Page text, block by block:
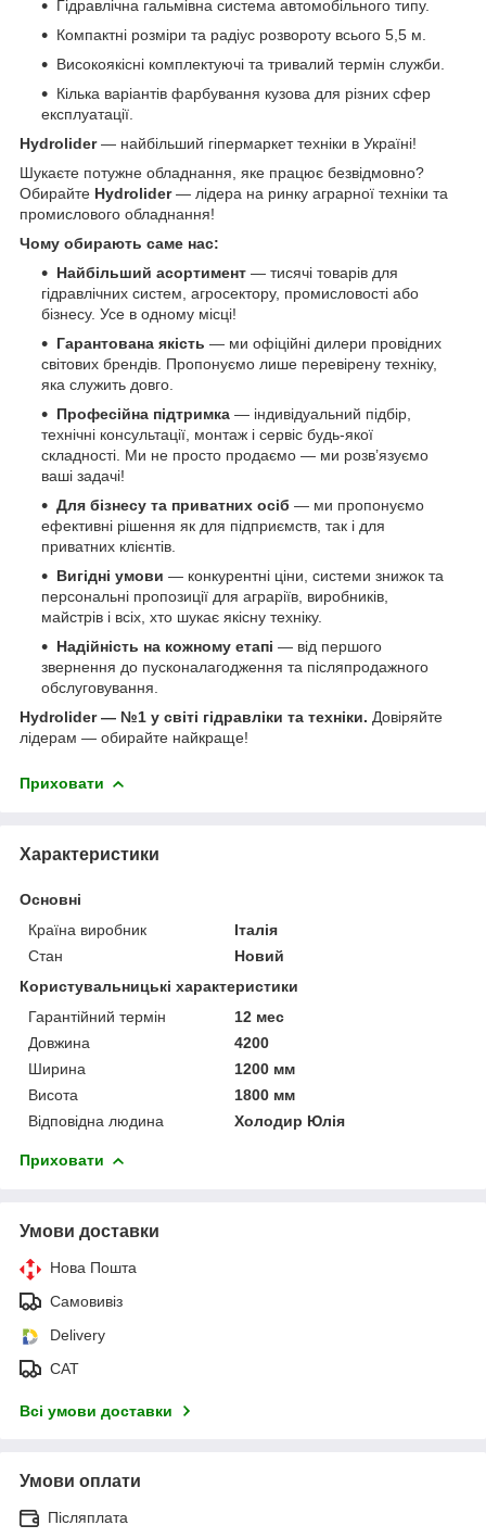
Гідравлічна гальмівна система автомобільного типу.
Компактні розміри та радіус розвороту всього 5,5 м.
Високоякісні комплектуючі та тривалий термін служби.
Кілька варіантів фарбування кузова для різних сфер
експлуатації.
Hydrolider— найбільший гіпермаркет техніки в Україні!
Шукаєте потужне обладнання, яке працює безвідмовно?
Обирайте Hydrolider— лідера на ринку аграрної техніки та
промислового обладнання!
Чому обирають саме нас:
Найбільший асортимент — тисячі товарів для
гідравлічних систем, агросектору, промисловості або
бізнесу. Усе в одному місці!
Гарантована якість — ми офіційні дилери провідних
світових брендів. Пропонуємо лише перевірену техніку,
яка служить довго.
Професійна підтримка — індивідуальний підбір,
технічні консультації, монтаж і сервіс будь-якої
складності. Ми не просто продаємо — ми розв’язуємо
ваші задачі!
Для бізнесу та приватних осіб — ми пропонуємо
ефективні рішення як для підприємств, так і для
приватних клієнтів.
Вигідні умови — конкурентні ціни, системи знижок та
персональні пропозиції для аграріїв, виробників,
майстрів і всіх, хто шукає якісну техніку.
Надійність на кожному етапі — від першого
звернення до пусконалагодження та післяпродажного
обслуговування.
Hydrolider — №1 у світі гідравліки та техніки. Довіряйте
лідерам — обирайте найкраще!
Приховати
Характеристики
Основні
Країна виробник
Італія
Стан
Новий
Користувальницькі характеристики
Гарантійний термін
12 мес
Довжина
4200
Ширина
1200 мм
Висота
1800 мм
Відповідна людина
Холодир Юлія
Приховати
Умови доставки
Нова Пошта
Самовивіз
Delivery
САТ
Всі умови доставки
Умови оплати
Післяплата